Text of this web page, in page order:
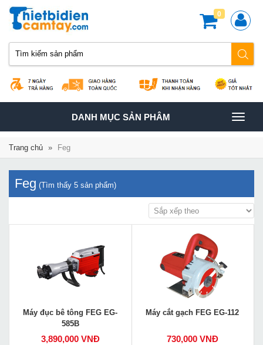
0
TOGGLE
DANH MỤC SẢN PHÂM
Trang chủ » Feg
Feg (Tìm thấy 5 sản phẩm)
Máy đục bê tông FEG EG-
585B
3,890,000 VNĐ
Máy cắt gạch FEG EG-112
730,000 VNĐ